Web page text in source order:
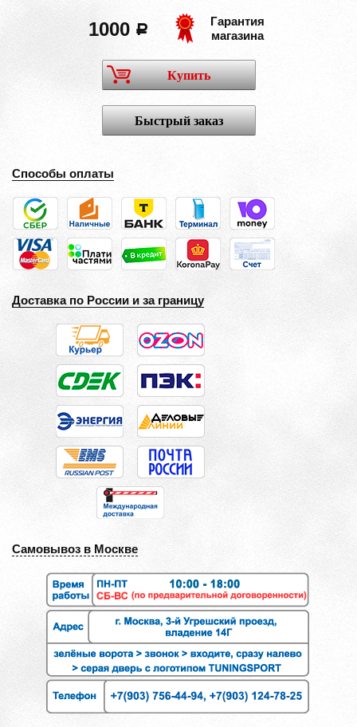
1000 a
Гарантия
магазина
Купить
Быстрый заказ
Способы оплаты
Доставка по России и за границу
Самовывоз в Москве